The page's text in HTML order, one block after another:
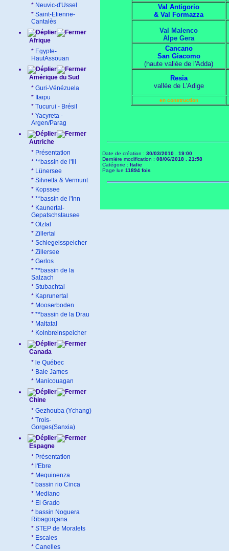
* Neuvic-d'Ussel
* Saint-Etienne-
Cantalès
Afrique
* Egypte-
HautAssouan
Amérique du Sud
* Guri-Vénézuela
* Itaipu
* Tucurui - Brésil
* Yacyreta -
Argen/Parag
Autriche
* Présentation
* **bassin de l'Ill
* Lünersee
* Silvretta & Vermunt
* Kopssee
* **bassin de l'Inn
* Kaunertal-
Gepatschstausee
* Ötztal
* Zillertal
* Schlegeisspeicher
* Zillersee
* Gerlos
* **bassin de la
Salzach
* Stubachtal
* Kaprunertal
* Mooserboden
* **bassin de la Drau
* Maltatal
* Kolnbreinspeicher
Canada
* le Québec
* Baie James
* Manicouagan
Chine
* Gezhouba (Ychang)
* Trois-
Gorges(Sanxia)
Espagne
* Présentation
* l'Ebre
* Mequinenza
* bassin rio Cinca
* Mediano
* El Grado
* bassin Noguera
Ribagorçana
* STEP de Moralets
* Escales
* Canelles
Val Antigorio
& Val Formazza
Val Malenco
Alpe Gera
Cancano
San Giacomo
(haute vallée de l'Adda)
Resia
vallée de L'Adige
en construction
Date de création : 30/03/2010 . 19:00
Dernière modification : 08/06/2018 . 21:58
Catégorie : Italie
Page lue 11894 fois